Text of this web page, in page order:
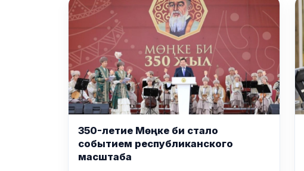
350-летие Мөңке би стало
событием республиканского
масштаба